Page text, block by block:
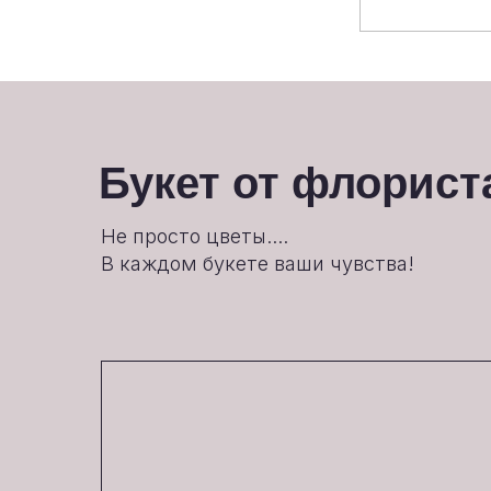
Букет от
Не просто цветы....
В каждом букете ваши чувства!